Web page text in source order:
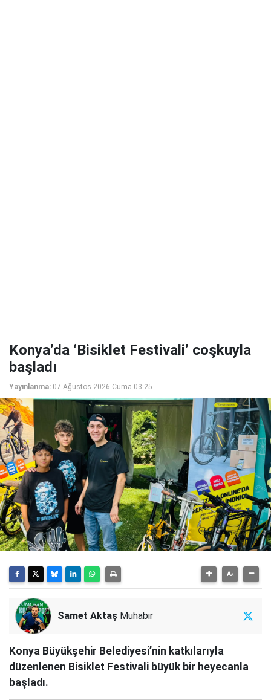
Konya’da ‘Bisiklet Festivali’ coşkuyla
başladı
Yayınlanma: 07 Ağustos 2026 Cuma 03:25
Samet Aktaş Muhabir
Konya Büyükşehir Belediyesi’nin katkılarıyla
düzenlenen Bisiklet Festivali büyük bir heyecanla
başladı.